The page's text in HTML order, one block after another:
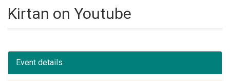
Kirtan on Youtube
Event details